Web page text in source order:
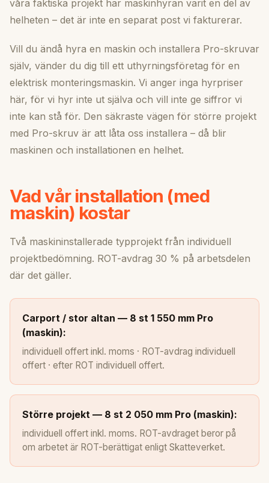
våra faktiska projekt har maskinhyran varit en del av
helheten – det är inte en separat post vi fakturerar.
Vill du ändå hyra en maskin och installera Pro-skruvar
själv, vänder du dig till ett uthyrningsföretag för en
elektrisk monteringsmaskin. Vi anger inga hyrpriser
här, för vi hyr inte ut själva och vill inte ge siffror vi
inte kan stå för. Den säkraste vägen för större projekt
med Pro-skruv är att låta oss installera – då blir
maskinen och installationen en helhet.
Vad vår installation (med
maskin) kostar
Två maskininstallerade typprojekt från individuell
projektbedömning. ROT-avdrag 30 % på arbetsdelen
där det gäller.
Carport / stor altan — 8 st 1 550 mm Pro
(maskin):
individuell offert inkl. moms · ROT-avdrag individuell
offert · efter ROT individuell offert.
Större projekt — 8 st 2 050 mm Pro (maskin):
individuell offert inkl. moms. ROT-avdraget beror på
om arbetet är ROT-berättigat enligt Skatteverket.